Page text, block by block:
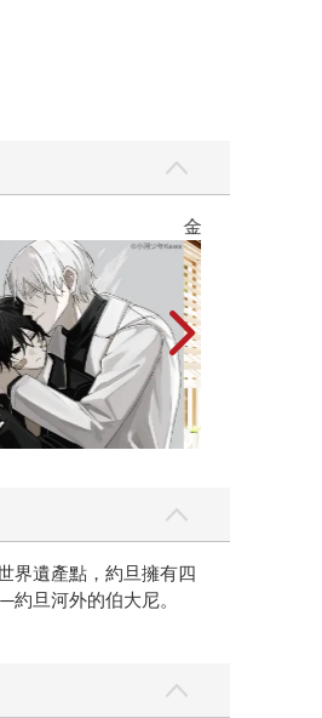
金石堂2026海
界遺產點，約旦擁有四
旦河外的伯大尼。